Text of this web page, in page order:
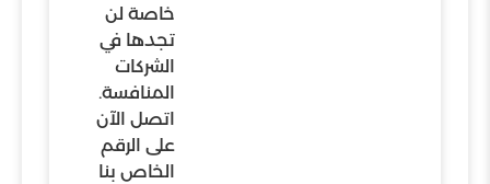
خاصة لن
تجدها في
الشركات
المنافسة.
اتصل الآن
على الرقم
الخاص بنا